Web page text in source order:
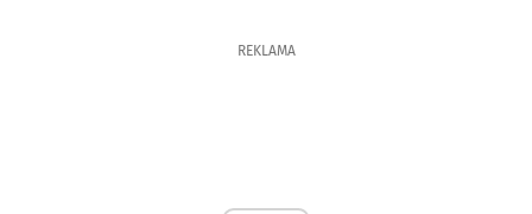
REKLAMA